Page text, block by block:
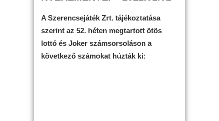
A Szerencsejáték Zrt. tájékoztatása
szerint az 52. héten megtartott ötös
lottó és Joker számsorsoláson a
következő számokat húzták ki: